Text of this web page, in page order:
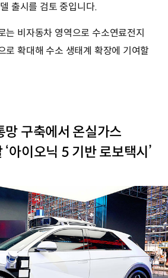
출시를 검토 중입니다.
는 비자동차 영역으로 수소연료전지
로 확대해 수소 생태계 확장에 기여할
망 구축에서 온실가스
아이오닉 5 기반 로보택시’